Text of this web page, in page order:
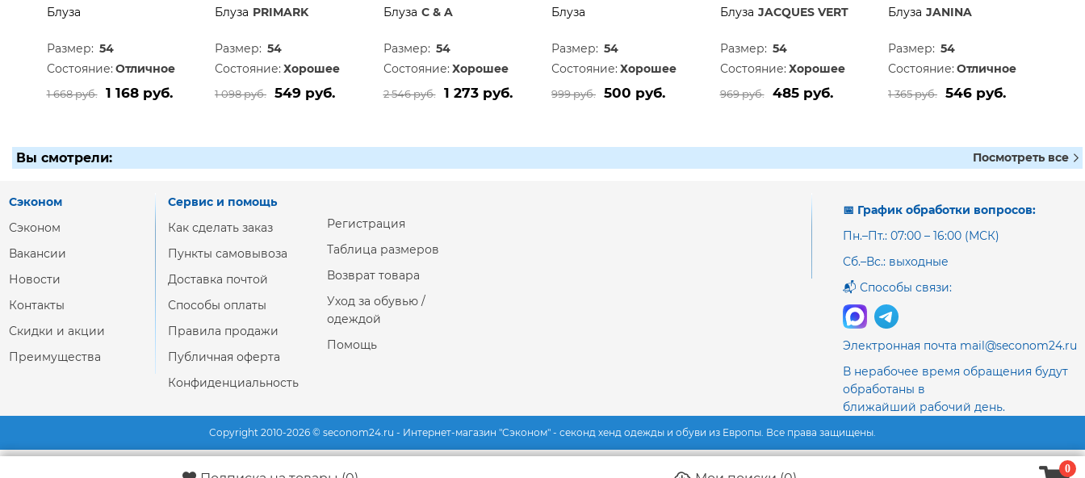
Блуза
Размер: 54
Состояние: Отличное
1 668 руб. 1 168 руб.
Блуза PRIMARK
Размер: 54
Состояние: Хорошее
1 098 руб. 549 руб.
Блуза C & A
Размер: 54
Состояние: Хорошее
2 546 руб. 1 273 руб.
Блуза
Размер: 54
Состояние: Хорошее
999 руб. 500 руб.
Блуза JACQUES VERT
Размер: 54
Состояние: Хорошее
969 руб. 485 руб.
Блуза JANINA
Размер: 54
Состояние: Отличное
1 365 руб. 546 руб.
Вы смотрели: Посмотреть все
📅 График обработки вопросов:
Пн.–Пт.: 07:00 – 16:00 (МСК)
Сб.–Вс.: выходные
📬 Способы связи:
Электронная почта mail@seconom24.ru
В нерабочее время обращения будут
обработаны в
ближайший рабочий день.
Сэконом
Сэконом
Вакансии
Новости
Контакты
Скидки и акции
Преимущества
Сервис и помощь
Как сделать заказ
Пункты самовывоза
Доставка почтой
Способы оплаты
Правила продажи
Публичная оферта
Конфиденциальность
Регистрация
Таблица размеров
Возврат товара
Уход за обувью /
одеждой
Помощь
Copyright 2010-2026 © seconom24.ru - Интернет-магазин "Сэконом" - секонд хенд одежды и обуви из Европы. Все права защищены.